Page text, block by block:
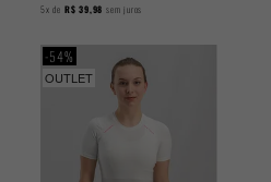
5x de R$ 39,98 sem juros
OUTLET
54%